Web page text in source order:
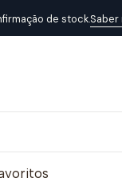
de stock.Saber